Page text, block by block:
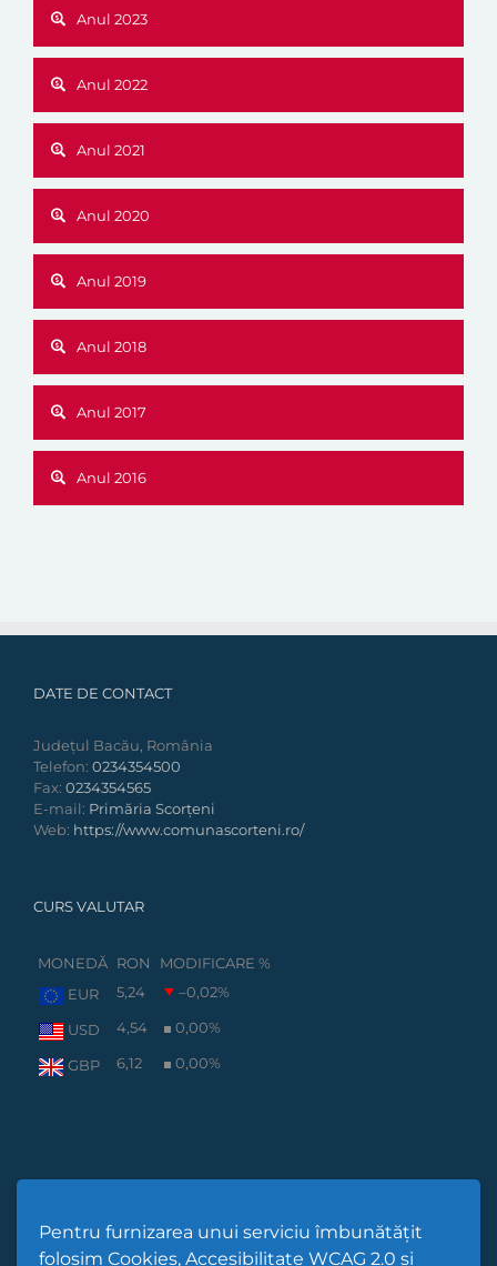
Pentru furnizarea unui serviciu îmbunătățit
folosim Cookies, Accesibilitate WCAG 2.0 și
Anul 2023
Anul 2022
Anul 2021
Anul 2020
Anul 2019
Anul 2018
Anul 2017
Anul 2016
DATE DE CONTACT
Județul Bacău, România
Telefon: 0234354500
Fax: 0234354565
E-mail: Primăria Scorțeni
Web: https://www.comunascorteni.ro/
CURS VALUTAR
MONEDĂ RON
MODIFICARE %
EUR
5,24 –0,02%
USD 4,54 0,00%
GBP 6,12 0,00%